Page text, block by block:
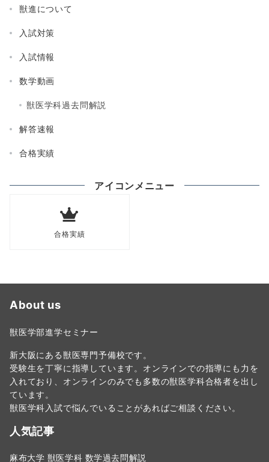
獣進について
入試対策
入試情報
数学動画
獣医学科過去問解説
解答速報
合格実績
アイコンメニュー
合格実績
About us
獣医学部進学セミナー
新大阪にある獣医専門予備校です。
受験生を丁寧に指導しています。オンラインでの指導にも力を
入れており、オンラインのみでも多数の獣医学科合格者を出し
ています。
獣医学科入試で悩んでいることがあればご相談ください。
人気記事
麻布大学 獣医学科 数学過去問解説